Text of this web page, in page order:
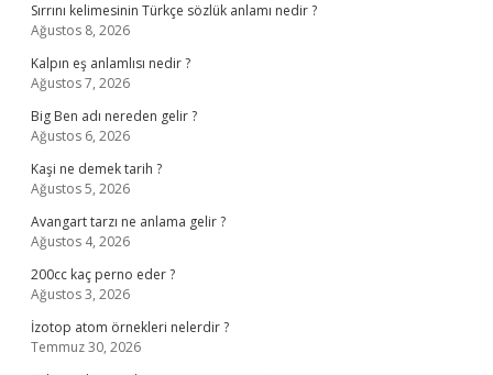
Sırrını kelimesinin Türkçe sözlük anlamı nedir ?
Ağustos 8, 2026
Kalpın eş anlamlısı nedir ?
Ağustos 7, 2026
Big Ben adı nereden gelir ?
Ağustos 6, 2026
Kaşi ne demek tarih ?
Ağustos 5, 2026
Avangart tarzı ne anlama gelir ?
Ağustos 4, 2026
200cc kaç perno eder ?
Ağustos 3, 2026
İzotop atom örnekleri nelerdir ?
Temmuz 30, 2026